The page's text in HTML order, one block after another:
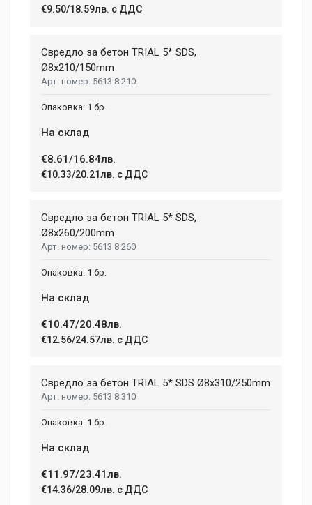
€9.50/18.59лв. с ДДС
Свредло за бетон TRIAL 5* SDS,
Ø8x210/150mm
5613 8 210
1 бр.
На склад
€8.61/16.84лв.
€10.33/20.21лв. с ДДС
Свредло за бетон TRIAL 5* SDS,
Ø8x260/200mm
5613 8 260
1 бр.
На склад
€10.47/20.48лв.
€12.56/24.57лв. с ДДС
Свредло за бетон TRIAL 5* SDS Ø8x310/250mm
5613 8 310
1 бр.
На склад
€11.97/23.41лв.
€14.36/28.09лв. с ДДС